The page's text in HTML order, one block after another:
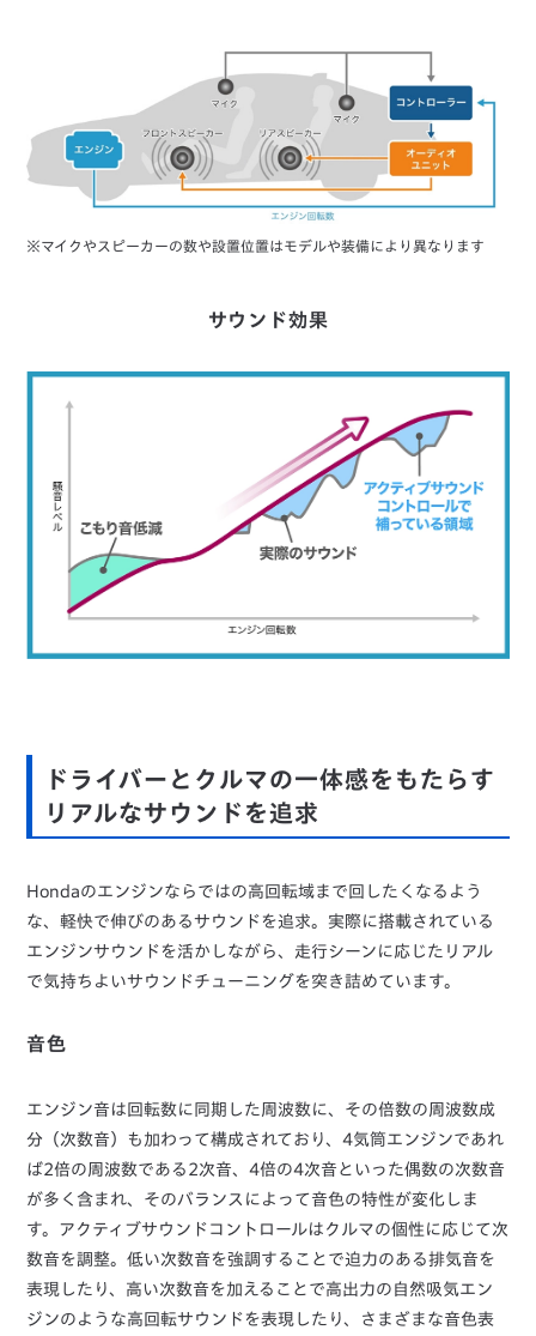
※マイクやスピーカーの数や設置位置はモデルや装備により異なります
サウンド効果
ドライバーとクルマの一体感をもたらす
リアルなサウンドを追求
Hondaのエンジンならではの高回転域まで回したくなるよう
な、軽快で伸びのあるサウンドを追求。実際に搭載されている
エンジンサウンドを活かしながら、走行シーンに応じたリアル
で気持ちよいサウンドチューニングを突き詰めています。
音色
エンジン音は回転数に同期した周波数に、その倍数の周波数成
分（次数音）も加わって構成されており、4気筒エンジンであれ
ば2倍の周波数である2次音、4倍の4次音といった偶数の次数音
が多く含まれ、そのバランスによって音色の特性が変化しま
す。アクティブサウンドコントロールはクルマの個性に応じて次
数音を調整。低い次数音を強調することで迫力のある排気音を
表現したり、高い次数音を加えることで高出力の自然吸気エン
ジンのような高回転サウンドを表現したり、さまざまな音色表